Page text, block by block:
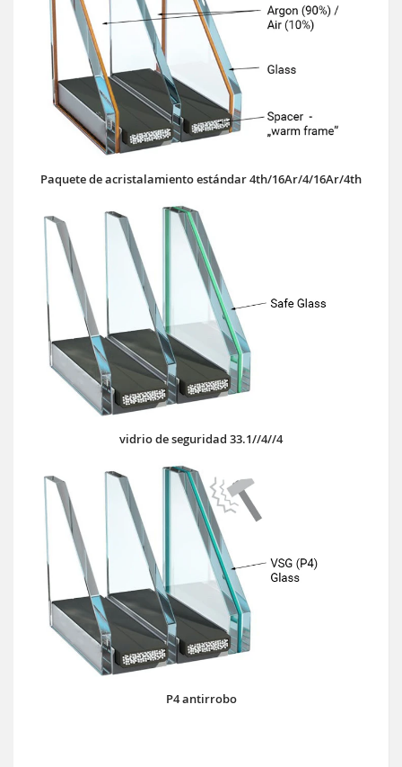
Paquete de acristalamiento estándar 4th/16Ar/4/16Ar/4th
vidrio de seguridad 33.1//4//4
P4 antirrobo